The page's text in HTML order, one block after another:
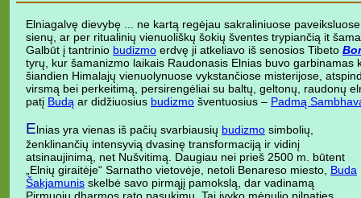
Elniagalvę dievybę ... ne kartą regėjau sakraliniuose
sienų, ar per ritualinių vienuoliškų šokių šventes trypiančią it
Galbūt į tantrinio budizmo erdvę ji atkeliavo iš senosios Tibeto
tyrų, kur šamanizmo laikais Raudonasis Elnias buvo garbinamas
šiandien Himalajų vienuolynuose vykstančiose misterijose,
virsmą bei perkeitimą, persirengėliai su baltų, geltonų, raudonų
patį Budą ar didžiuosius budizmo šventuosius – Padmą
Elnias yra vienas iš pačių svarbiausių budizmo simbolių,
ženklinančių intensyvią dvasinę transformaciją ir vidinį
atsinaujinimą, net Nušvitimą. Daugiau nei prieš 2500 m. būtent
„Elnių giraitėje“ Sarnatho vietovėje, netoli Benareso miesto, Buda
Šakjamunis skelbė savo pirmąjį pamokslą, dar vadinamą
Pirmuoju dharmos rato pasukimu. Tai įvyko mėnulio pilnaties